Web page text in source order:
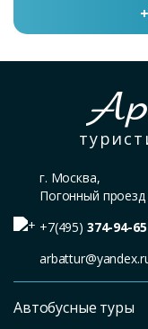
г. Москва,
Погонный
+7(495) 374-94-65
Автобусные туры